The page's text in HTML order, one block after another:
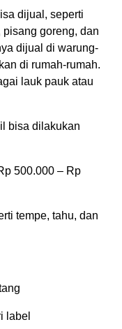
dijual, seperti
goreng, dan
dijual di warung-
di rumah-rumah.
lauk pauk atau
bisa dilakukan
500.000 – Rp
tempe, tahu, dan
label